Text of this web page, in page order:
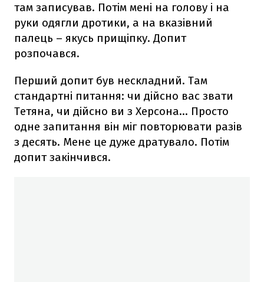
там записував. Потім мені на голову і на
руки одягли дротики, а на вказівний
палець – якусь прищіпку. Допит
розпочався.
Перший допит був нескладний. Там
стандартні питання: чи дійсно вас звати
Тетяна, чи дійсно ви з Херсона… Просто
одне запитання він міг повторювати разів
з десять. Мене це дуже дратувало. Потім
допит закінчився.